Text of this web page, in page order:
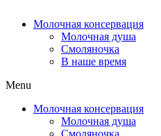
Молочная консервация
Молочная душа
Смоляночка
В наше время
Menu
Молочная консервация
Молочная душа
Смоляночка